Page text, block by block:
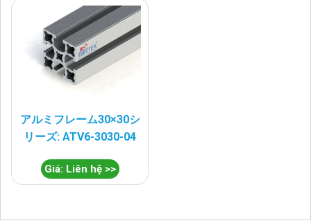
アルミフレーム30×30シ
リーズ: ATV6-3030-04
Giá: Liên hệ >>